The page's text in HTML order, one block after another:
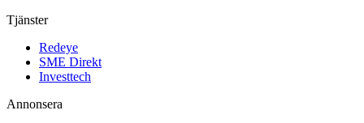
Tjänster
Redeye
SME Direkt
Investtech
Annonsera